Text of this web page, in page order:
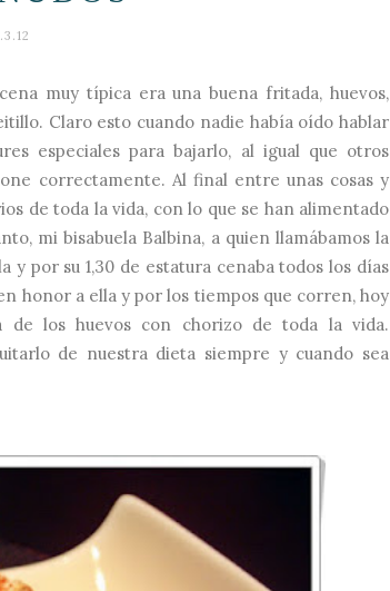
muy típica era una buena fritada, huevos,
Claro esto cuando nadie había oído hablar
especiales para bajarlo, al igual que otros
correctamente. Al final entre unas cosas y
de toda la vida, con lo que se han alimentado
mi bisabuela Balbina, a quien llamábamos la
y por su 1,30 de estatura cenaba todos los días
honor a ella y por los tiempos que corren, hoy
de los huevos con chorizo de toda la vida.
de nuestra dieta siempre y cuando sea